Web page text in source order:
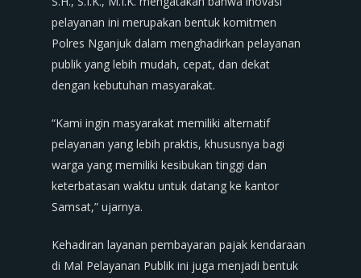
pelayanan ini merupakan bentuk komitmen
Polres Nganjuk dalam menghadirkan pelayanan
publik yang lebih mudah, cepat, dan dekat
dengan kebutuhan masyarakat.
“Kami ingin masyarakat memiliki alternatif
pelayanan yang lebih praktis, khususnya bagi
warga yang memiliki kesibukan tinggi dan
keterbatasan waktu untuk datang ke kantor
Samsat,” ujarnya.
Kehadiran layanan pembayaran pajak kendaraan
di Mal Pelayanan Publik ini juga menjadi bentuk